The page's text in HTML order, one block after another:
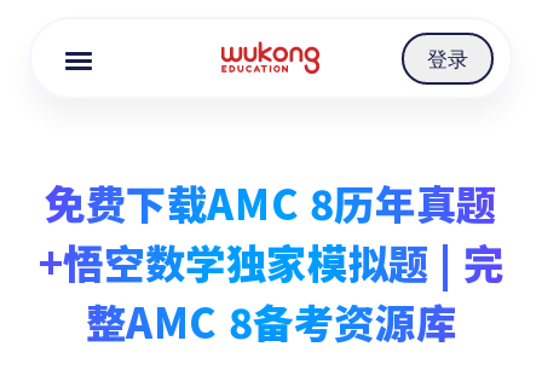
登录
免费下载AMC 8历年真题
+悟空数学独家模拟题 | 完
整AMC 8备考资源库